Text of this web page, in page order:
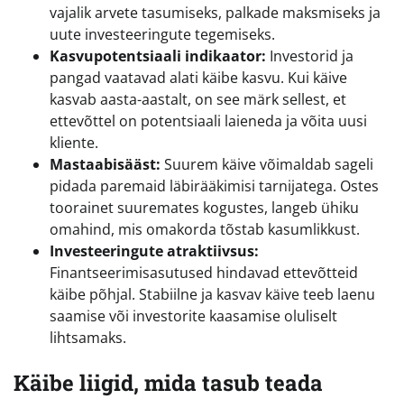
vajalik arvete tasumiseks, palkade maksmiseks ja
uute investeeringute tegemiseks.
Kasvupotentsiaali indikaator: Investorid ja
pangad vaatavad alati käibe kasvu. Kui käive
kasvab aasta-aastalt, on see märk sellest, et
ettevõttel on potentsiaali laieneda ja võita uusi
kliente.
Mastaabisääst: Suurem käive võimaldab sageli
pidada paremaid läbirääkimisi tarnijatega. Ostes
toorainet suuremates kogustes, langeb ühiku
omahind, mis omakorda tõstab kasumlikkust.
Investeeringute atraktiivsus:
Finantseerimisasutused hindavad ettevõtteid
käibe põhjal. Stabiilne ja kasvav käive teeb laenu
saamise või investorite kaasamise oluliselt
lihtsamaks.
Käibe liigid, mida tasub teada